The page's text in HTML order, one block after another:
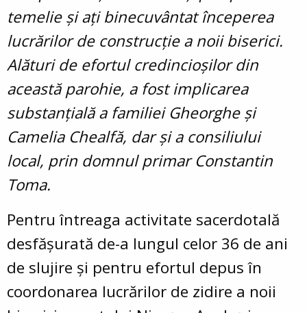
temelie și ați binecuvântat începerea
lucrărilor de construcție a noii biserici.
Alături de efortul credincioșilor din
această parohie, a fost implicarea
substanțială a familiei Gheorghe și
Camelia Chealfă, dar și a consiliului
local, prin domnul primar Constantin
Toma.
Pentru întreaga activitate sacerdotală
desfășurată de-a lungul celor 36 de ani
de slujire și pentru efortul depus în
coordonarea lucrărilor de zidire a noii